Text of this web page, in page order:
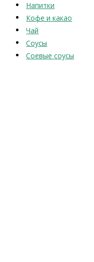
Напитки
Кофе и какао
Чай
Соусы
Соевые соусы